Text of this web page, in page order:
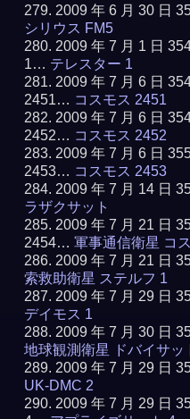
2009 年 6 月 30 日
シリウス FM5
2009 年 7 月 1 日
1… テレスター 1
2009 年 7 月 6 日
2451… コスモス 2451
2009 年 7 月 6 日
2452… コスモス 2452
2009 年 7 月 6 日
2453… コスモス 2453
2009 年 7 月 14 日
ラザクサット
2009 年 7 月 21 日
2454…軍事通信衛星 コ
2009 年 7 月 21 日
索救助衛星 ステルフ 1
2009 年 7 月 29 日
デイモス 1
2009 年 7 月 30 日
地球観測衛星 ドバイサッ
2009 年 7 月 29 日
UK-DMC 2
2009 年 7 月 29 日